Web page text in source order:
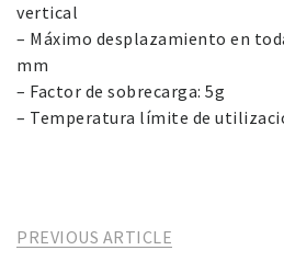
vertical
– Máximo desplazamiento en
mm
– Factor de sobrecarga: 5g
– Temperatura límite de
PREVIOUS ARTICLE